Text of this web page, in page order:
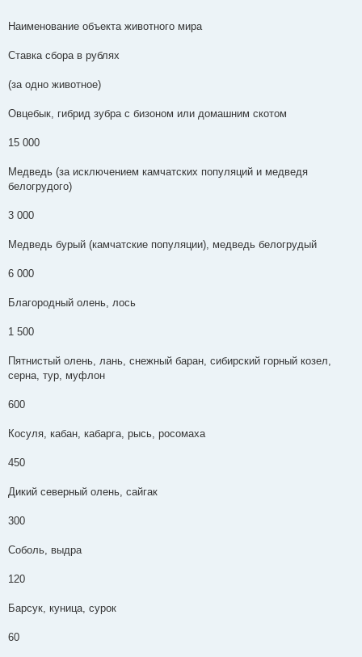
Наименование объекта животного мира
Ставка сбора в рублях
(за одно животное)
Овцебык, гибрид зубра с бизоном или домашним скотом
15 000
Медведь (за исключением камчатских популяций и медведя
белогрудого)
3 000
Медведь бурый (камчатские популяции), медведь белогрудый
6 000
Благородный олень, лось
1 500
Пятнистый олень, лань, снежный баран, сибирский горный козел,
серна, тур, муфлон
600
Косуля, кабан, кабарга, рысь, росомаха
450
Дикий северный олень, сайгак
300
Соболь, выдра
120
Барсук, куница, сурок
60